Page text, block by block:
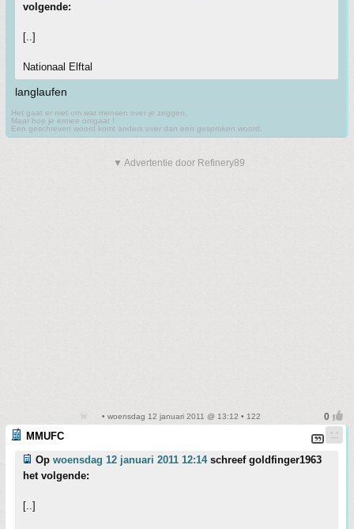
volgende:
[..]
Nationaal Elftal
langlaufen
Het gaat er niet om wat mensen over je zeggen,
Maar hoe je ermee omgaat !
Een geschreven woord komt anders over dan een gesproken woord.
▼ Advertentie door Refinery89
• woensdag 12 januari 2011 @ 13:12 • 122
MMUFC
Op woensdag 12 januari 2011 12:14schreef goldfinger1963
het volgende:
[..]